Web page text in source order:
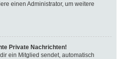
einen Administrator, um weitere
Private Nachrichten!
ein Mitglied sendet, automatisch